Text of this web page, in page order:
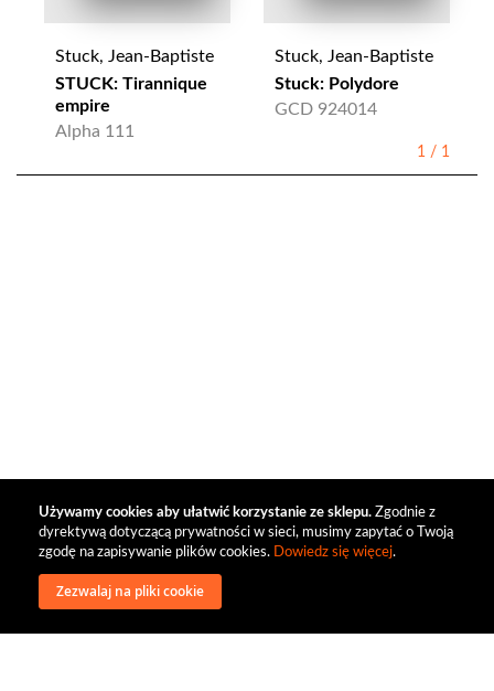
Używamy cookies aby ułatwić korzystanie ze sklepu. Zgodnie z
dyrektywą dotyczącą prywatności w sieci, musimy zapytać o Twoją
zgodę na zapisywanie plików cookies. Dowiedz się więcej.
Zezwalaj na pliki cookie
Stuck, Jean-Baptiste
STUCK: Tirannique
empire
Alpha 111
Stuck, Jean-Baptiste
Stuck: Polydore
GCD 924014
1 / 1